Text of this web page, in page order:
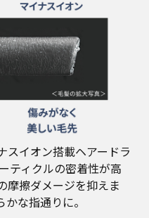
スイオン搭載ヘアードラ
ティクルの密着性が高
摩擦ダメージを抑えま
な指通りに。